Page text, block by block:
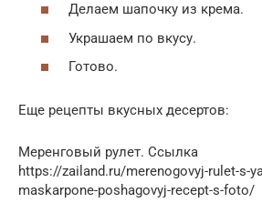
Делаем шапочку из крема.
Украшаем по вкусу.
Готово.
Еще рецепты вкусных десертов:
Меренговый рулет. Ссылка
https://zailand.ru/merenogovyj-rulet-s-
maskarpone-poshagovyj-recept-s-foto/